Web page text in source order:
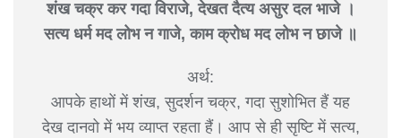
शंख चक्र कर गदा विराजे, देखत दैत्य असुर दल भाजे ।
सत्य धर्म मद लोभ न गाजे, काम क्रोध मद लोभ न छाजे ॥
अर्थ:
आपके हाथों में शंख, सुदर्शन चक्र, गदा सुशोभित हैं यह
देख दानवो में भय व्याप्त रहता हैं। आप से ही सृष्टि में सत्य,